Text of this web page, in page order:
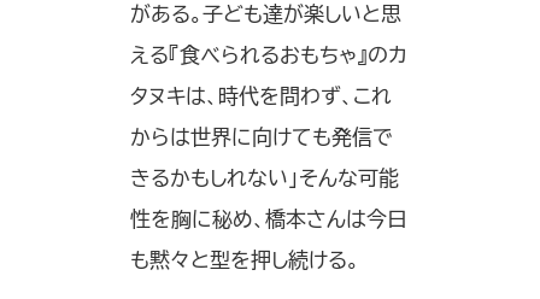
がある。子ども達が楽しいと思
える『食べられるおもちゃ』のカ
タヌキは、時代を問わず、これ
からは世界に向けても発信で
きるかもしれない」そんな可能
性を胸に秘め、橋本さんは今日
も黙々と型を押し続ける。